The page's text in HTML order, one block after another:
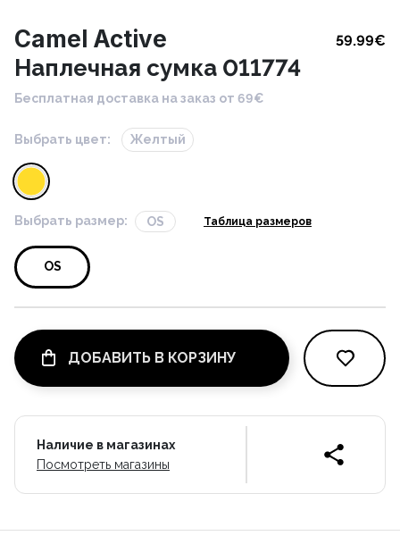
Camel Active 59.99€
Наплечная сумка 011774
Бесплатная доставка на заказ от 69€
Выбрать цвет: Желтый
Выбрать размер: OS Таблица размеров
OS
ДОБАВИТЬ В КОРЗИНУ
Наличие в магазинах
Посмотреть магазины